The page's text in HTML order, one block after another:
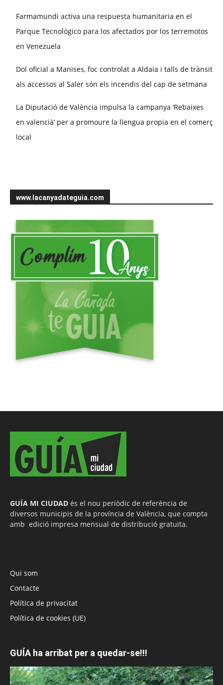
Farmamundi activa una respuesta humanitaria en el
Parque Tecnológico para los afectados por los terremotos
en Venezuela
Dol oficial a Manises, foc controlat a Aldaia i talls de trànsit
als accessos al Saler són els incendis del cap de setmana
La Diputació de València impulsa la campanya ‘Rebaixes
en valencià’ per a promoure la llengua propia en el comerç
local
www.lacanyadateguia.com
GUÍA MI CIUDAD és el nou periòdic de referència de
diversos municipis de la província de València, que compta
amb edició impresa mensual de distribució gratuïta.
Qui som
Contacte
Política de privacitat
Política de cookies (UE)
GUÍA ha arribat per a quedar-se!!!
Reproductor
de